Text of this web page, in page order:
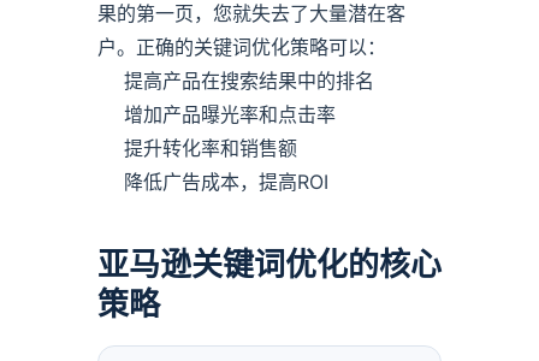
果的第一页，您就失去了大量潜在客
户。正确的关键词优化策略可以：
提高产品在搜索结果中的排名
增加产品曝光率和点击率
提升转化率和销售额
降低广告成本，提高ROI
亚马逊关键词优化的核心
策略